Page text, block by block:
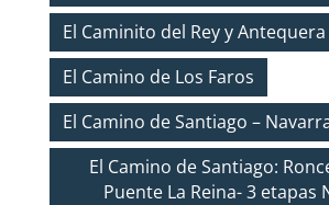
El Caminito del Rey y Antequera
El Camino de Los Faros
El Camino de Santiago –
El Camino de Santiago:
Puente La Reina- 3 etapas